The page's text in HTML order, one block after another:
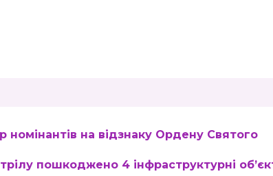
номінантів на відзнаку Ордену Святого
пошкоджено 4 інфраструктурні